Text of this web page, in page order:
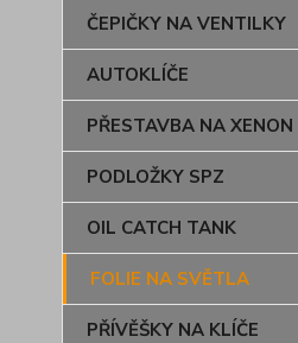
ČEPIČKY NA VENTILKY
AUTOKLÍČE
PŘESTAVBA NA XENON
PODLOŽKY SPZ
OIL CATCH TANK
FOLIE NA SVĚTLA
PŘÍVĚŠKY NA KLÍČE